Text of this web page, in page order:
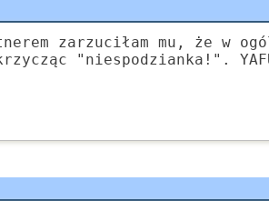
zarzuciłam mu, że w
"niespodzianka!".